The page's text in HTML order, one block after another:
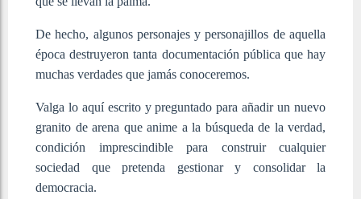
De hecho, algunos personajes y personajillos de aquella
época destruyeron tanta documentación pública que hay
muchas verdades que jamás conoceremos.
Valga lo aquí escrito y preguntado para añadir un nuevo
granito de arena que anime a la búsqueda de la verdad,
condición imprescindible para construir cualquier
sociedad que pretenda gestionar y consolidar la
democracia.